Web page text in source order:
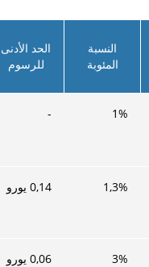
النسبة
المئوبة
الحد الأدنى
للرسوم
1%
-
1,3%
0,14 يورو
3%
0,06 يورو